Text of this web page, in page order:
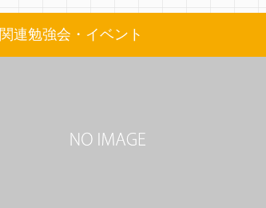
関連勉強会・イベント